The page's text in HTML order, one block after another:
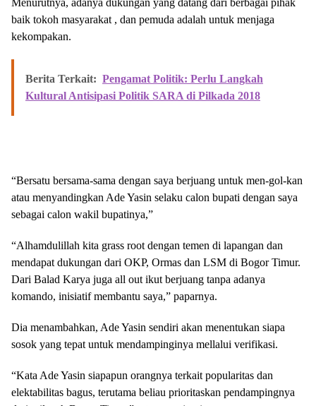
Menurutnya, adanya dukungan yang datang dari berbagai pihak
baik tokoh masyarakat , dan pemuda adalah untuk menjaga
kekompakan.
Berita Terkait: Pengamat Politik: Perlu Langkah
Kultural Antisipasi Politik SARA di Pilkada 2018
“Bersatu bersama-sama dengan saya berjuang untuk men-gol-kan
atau menyandingkan Ade Yasin selaku calon bupati dengan saya
sebagai calon wakil bupatinya,”
“Alhamdulillah kita grass root dengan temen di lapangan dan
mendapat dukungan dari OKP, Ormas dan LSM di Bogor Timur.
Dari Balad Karya juga all out ikut berjuang tanpa adanya
komando, inisiatif membantu saya,” paparnya.
Dia menambahkan, Ade Yasin sendiri akan menentukan siapa
sosok yang tepat untuk mendampinginya mellalui verifikasi.
“Kata Ade Yasin siapapun orangnya terkait popularitas dan
elektabilitas bagus, terutama beliau prioritaskan pendampingnya